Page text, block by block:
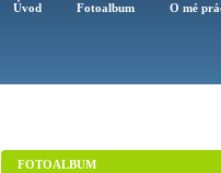
Úvod Fotoalbum O mé
FOTOALBUM